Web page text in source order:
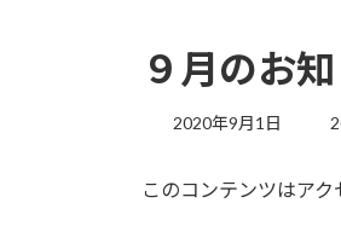
９月のお
2020年9月1日
このコンテンツはア